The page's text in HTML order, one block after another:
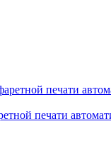
печати